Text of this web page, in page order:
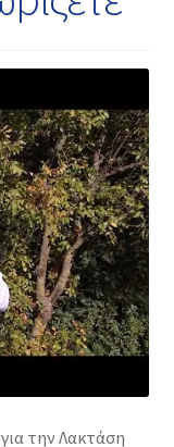
την Λακτάση